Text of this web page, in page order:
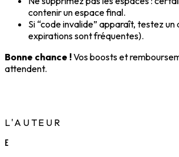
contenir un espace final.
Si “code invalide” apparaît, testez un
expirations sont fréquentes).
Bonne chance !Vos boosts et
attendent.
L'AUTEUR
E